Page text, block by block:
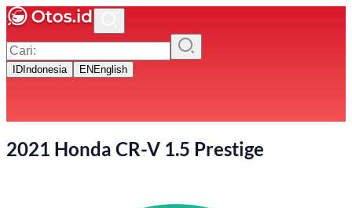
ID Indonesia EN English
2021 Honda CR-V 1.5 Prestige